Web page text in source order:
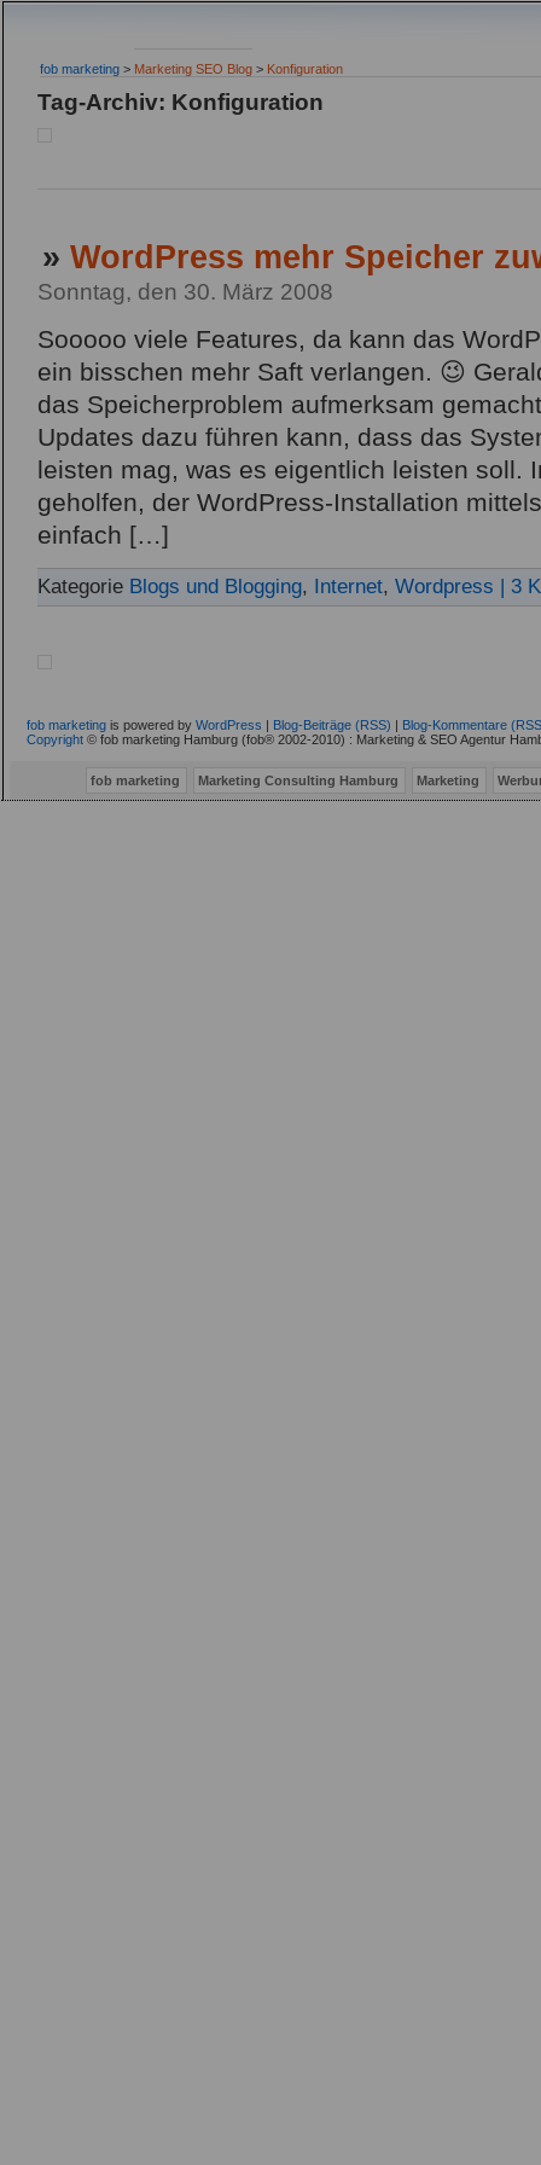
fob marketing > Marketing SEO Blog > Konfiguration
Tag-Archiv: Konfiguration
» WordPress mehr Speicher
Sonntag, den 30. März 2008
Sooooo viele Features, da kann das
ein bisschen mehr Saft verlangen. 😉
das Speicherproblem aufmerksam
Updates dazu führen kann, dass das
leisten mag, was es eigentlich leisten soll.
geholfen, der WordPress-Installation
einfach […]
Kategorie Blogs und Blogging, Internet, Wordpress | 3
fob marketing is powered by WordPress Blog-Beiträge (RSS)
Blog-Kommentare
Copyright © fob marketing Hamburg (fob® 2002-2010) : Marketing & SEO Agentur
fob marketing Marketing Consulting Hamburg Marketing